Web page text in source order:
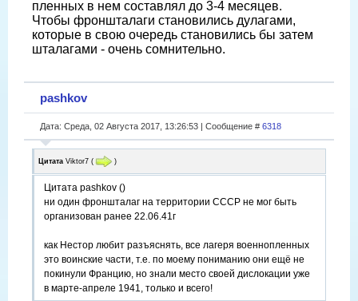
пленных в нем составлял до 3-4 месяцев.
Чтобы фроншталаги становились дулагами,
которые в свою очередь становились бы затем
шталагами - очень сомнительно.
pashkov
Дата: Среда, 02 Августа 2017, 13:26:53 | Сообщение # 6318
Цитата Viktor7 ( )
Цитата pashkov ()
ни один фроншталаг на территории СССР не мог быть
организован ранее 22.06.41г
как Нестор любит разъяснять, все лагеря военнопленных
это воинские части, т.е. по моему пониманию они ещё не
покинули Францию, но знали место своей дислокации уже
в марте-апреле 1941, только и всего!